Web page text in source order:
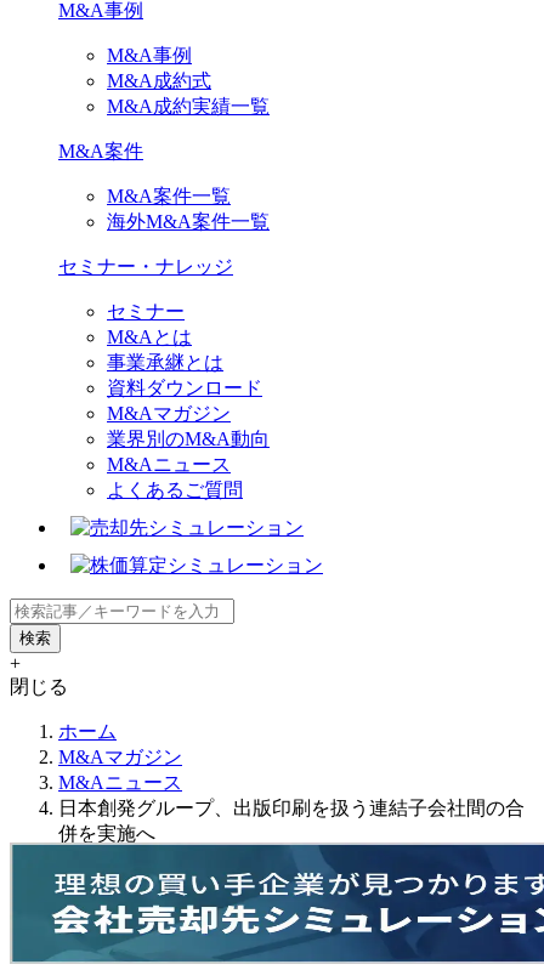
M&A事例
M&A事例
M&A成約式
M&A成約実績一覧
M&A案件
M&A案件一覧
海外M&A案件一覧
セミナー・ナレッジ
セミナー
M&Aとは
事業承継とは
資料ダウンロード
M&Aマガジン
業界別のM&A動向
M&Aニュース
よくあるご質問
+
閉じる
ホーム
M&Aマガジン
M&Aニュース
日本創発グループ、出版印刷を扱う連結子会社間の合
併を実施へ